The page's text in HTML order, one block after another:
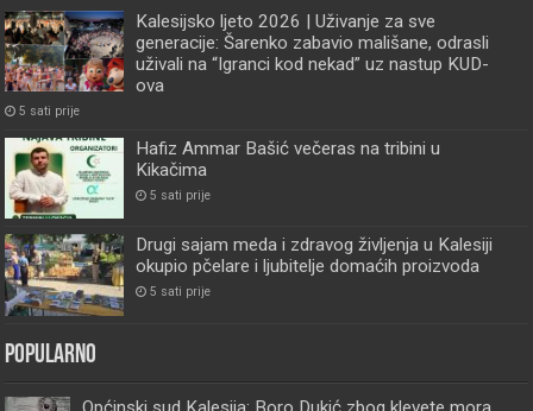
Kalesijsko ljeto 2026 | Uživanje za sve
generacije: Šarenko zabavio mališane, odrasli
uživali na “Igranci kod nekad” uz nastup KUD-
ova
5 sati prije
Hafiz Ammar Bašić večeras na tribini u
Kikačima
5 sati prije
Drugi sajam meda i zdravog življenja u Kalesiji
okupio pčelare i ljubitelje domaćih proizvoda
5 sati prije
Popularno